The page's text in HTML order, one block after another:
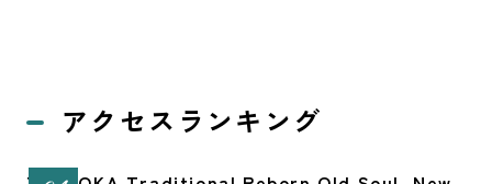
アクセスランキング